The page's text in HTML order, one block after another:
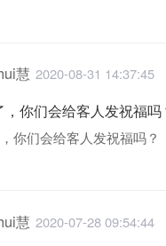
慧 2020-08-31 14:37:45
你们会给客人发祝福吗
你们会给客人发祝福吗？
慧 2020-07-28 09:54:44